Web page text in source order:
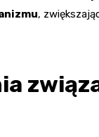
,